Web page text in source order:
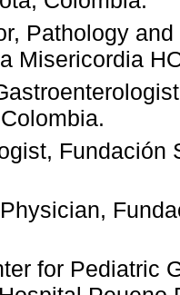
Pathology
Misericordia
Fundación
for Pediatric